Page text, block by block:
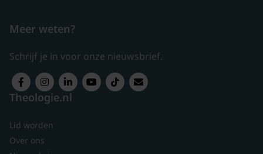
Meer weten?
Schrijf je in voor onze nieuwsbrief.
Theologie.nl
Lid worden
Over ons